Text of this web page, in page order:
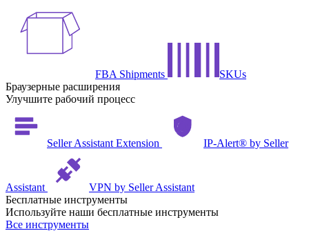
FBA Shipments
SKUs
Браузерные расширения
Улучшите рабочий процесс
Seller Assistant Extension IP-Alert® by Seller
Assistant
VPN by Seller Assistant
Бесплатные инструменты
Используйте наши бесплатные инструменты
Все инструменты